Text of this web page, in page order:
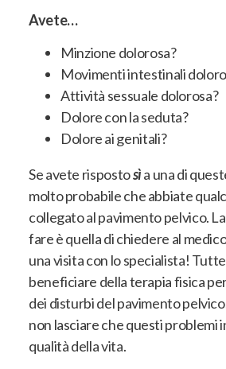
Avete…
Minzione dolorosa?
Movimenti intestinali
Attività sessuale dolorosa?
Dolore con la seduta?
Dolore ai genitali?
Se avete rispostosìa una di
molto probabile che abbiate
collegato al pavimento pelvico.
fare è quella di chiedere al
una visita con lo specialista!
beneficiare della terapia fisica
dei disturbi del pavimento
non lasciare che questi problemi
qualità della vita.